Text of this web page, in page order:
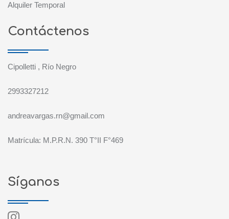
Alquiler Temporal
Contáctenos
Cipolletti , Río Negro
2993327212
andreavargas.rn@gmail.com
Matrícula: M.P.R.N. 390 T°II F°469
Síganos